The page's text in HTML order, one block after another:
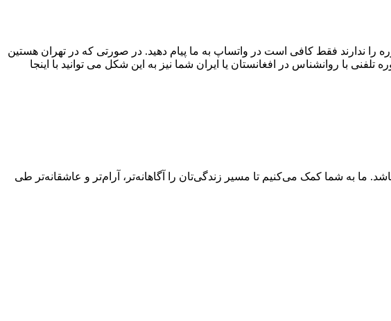
را ندارند فقط کافی است در واتساپ به ما پیام دهید. در صورتی که در تهران هستین
با روانشناس در افغانستان یا ایران شما نیز به این شکل می توانید با اینجا
ما به شما کمک می‌کنیم تا مسیر زندگی‌تان را آگاهانه‌تر، آرام‌تر و عاشقانه‌تر طی